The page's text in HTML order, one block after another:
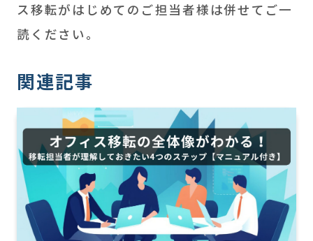
ス移転がはじめてのご担当者様は併せてご一
読ください。
関連記事